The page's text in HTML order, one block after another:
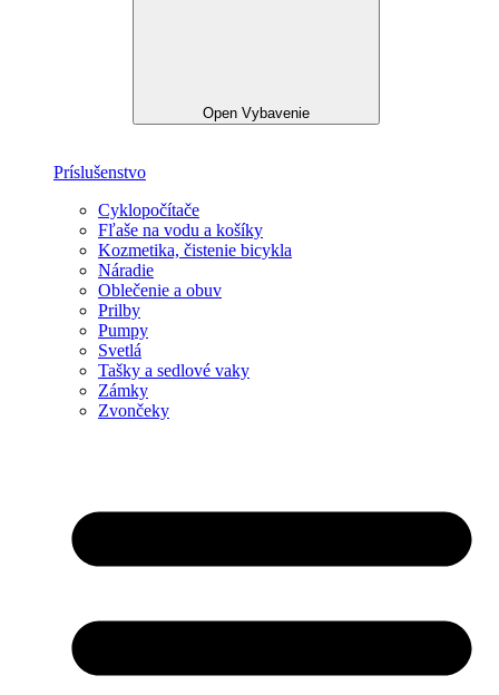
Open Vybavenie
Príslušenstvo
Cyklopočítače
Fľaše na vodu a košíky
Kozmetika, čistenie bicykla
Náradie
Oblečenie a obuv
Prilby
Pumpy
Svetlá
Tašky a sedlové vaky
Zámky
Zvončeky